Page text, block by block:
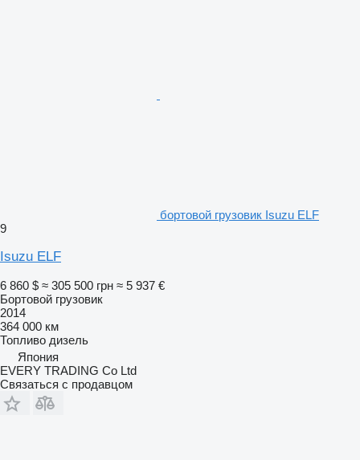
бортовой грузовик Isuzu ELF
9
Isuzu ELF
6 860 $ ≈ 305 500 грн ≈ 5 937 €
Бортовой грузовик
2014
364 000 км
Топливо дизель
Япония
EVERY TRADING Co Ltd
Связаться с продавцом